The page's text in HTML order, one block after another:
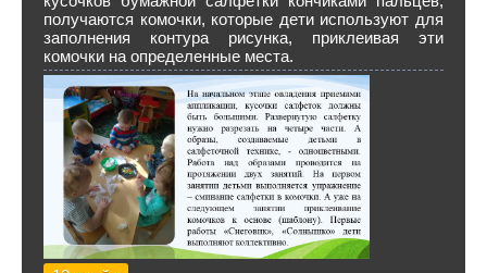
получаются комочки, которые дети используют для
заполнения контура рисунка, приклеивая эти
комочки на определенные места.